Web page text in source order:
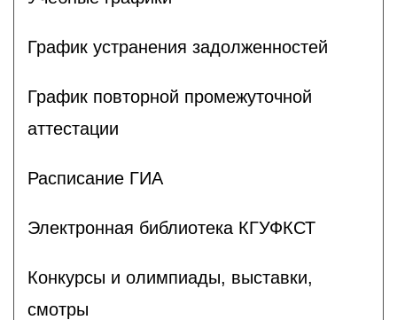
График устранения задолженностей
График повторной промежуточной
аттестации
Расписание ГИА
Электронная библиотека КГУФКСТ
Конкурсы и олимпиады, выставки,
смотры